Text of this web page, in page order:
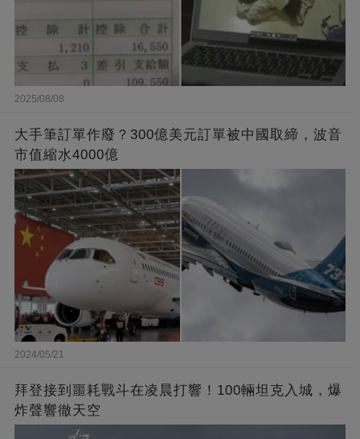
2025/08/08
大手筆訂單作廢？300億美元訂單被中國取締，波音
市值縮水4000億
2024/05/21
拜登接到噩耗戰斗在凌晨打響！100輛坦克入城，爆
炸聲響徹天空